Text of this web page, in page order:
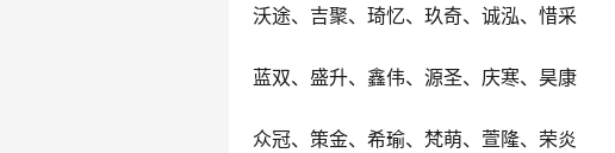
沃途、吉聚、琦忆、玖奇、诚泓、惜采
蓝双、盛升、鑫伟、源圣、庆寒、昊康
众冠、策金、希瑜、梵萌、萱隆、荣炎